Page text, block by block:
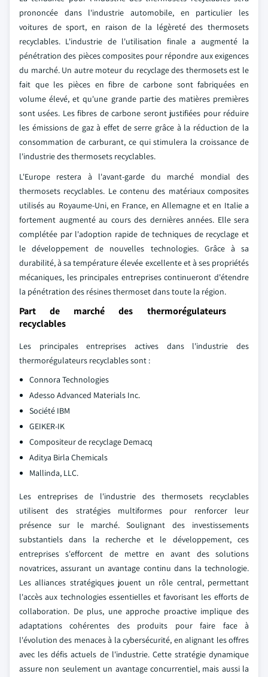
prononcée dans l'industrie automobile, en particulier les
voitures de sport, en raison de la légèreté des thermosets
recyclables. L'industrie de l'utilisation finale a augmenté la
pénétration des pièces composites pour répondre aux exigences
du marché. Un autre moteur du recyclage des thermosets est le
fait que les pièces en fibre de carbone sont fabriquées en
volume élevé, et qu'une grande partie des matières premières
sont usées. Les fibres de carbone seront justifiées pour réduire
les émissions de gaz à effet de serre grâce à la réduction de la
consommation de carburant, ce qui stimulera la croissance de
l'industrie des thermosets recyclables.
L'Europe restera à l'avant-garde du marché mondial des
thermosets recyclables. Le contenu des matériaux composites
utilisés au Royaume-Uni, en France, en Allemagne et en Italie a
fortement augmenté au cours des dernières années. Elle sera
complétée par l'adoption rapide de techniques de recyclage et
le développement de nouvelles technologies. Grâce à sa
durabilité, à sa température élevée excellente et à ses propriétés
mécaniques, les principales entreprises continueront d'étendre
la pénétration des résines thermoset dans toute la région.
Part de marché des thermorégulateurs
recyclables
Les principales entreprises actives dans l'industrie des
thermorégulateurs recyclables sont :
Connora Technologies
Adesso Advanced Materials Inc.
Société IBM
GEIKER-IK
Compositeur de recyclage Demacq
Aditya Birla Chemicals
Mallinda, LLC.
Les entreprises de l'industrie des thermosets recyclables
utilisent des stratégies multiformes pour renforcer leur
présence sur le marché. Soulignant des investissements
substantiels dans la recherche et le développement, ces
entreprises s'efforcent de mettre en avant des solutions
novatrices, assurant un avantage continu dans la technologie.
Les alliances stratégiques jouent un rôle central, permettant
l'accès aux technologies essentielles et favorisant les efforts de
collaboration. De plus, une approche proactive implique des
adaptations cohérentes des produits pour faire face à
l'évolution des menaces à la cybersécurité, en alignant les offres
avec les défis actuels de l'industrie. Cette stratégie dynamique
assure non seulement un avantage concurrentiel, mais aussi la